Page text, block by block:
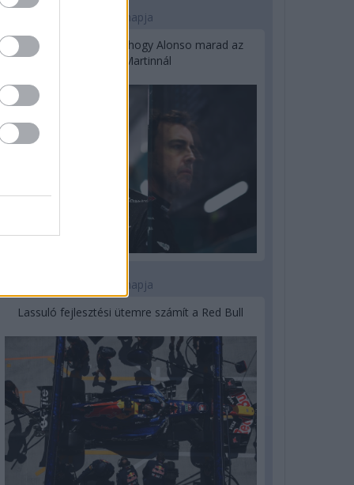
2 napja
Newey biztos benne, hogy Alonso marad az
Aston Martinnál
3 napja
Lassuló fejlesztési ütemre számít a Red Bull